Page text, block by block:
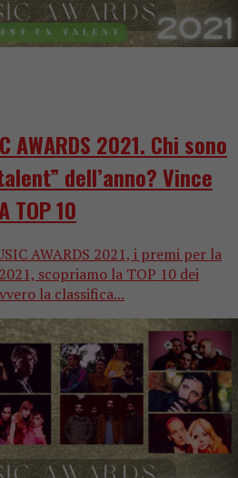
AWARDS 2021. Chi sono
dell’anno? Vince
TOP 10
AWARDS 2021, i premi per la
scopriamo la TOP 10 dei
la classifica...